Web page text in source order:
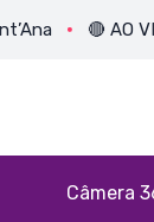
🔴 AO VIVO:
Câmera